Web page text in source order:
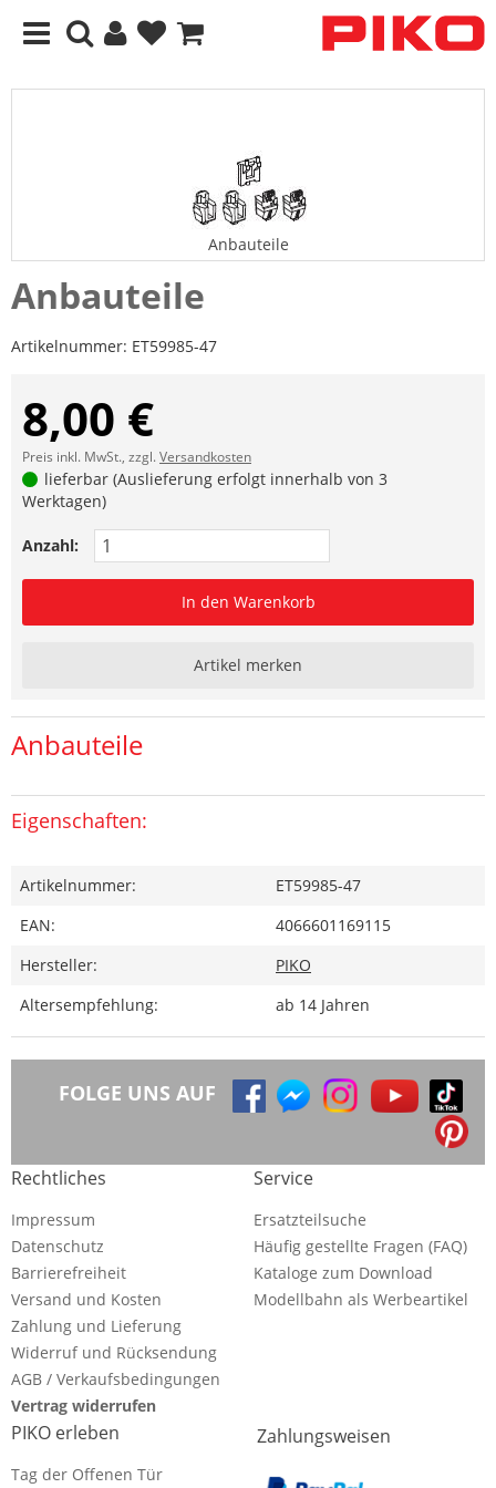
Anbauteile
Anbauteile
Artikelnummer: ET59985-47
8,00 €
Preis inkl. MwSt., zzgl.Versandkosten
lieferbar (Auslieferung erfolgt innerhalb von 3
Werktagen)
Anzahl:
In den Warenkorb
Artikel merken
Anbauteile
Eigenschaften:
Artikelnummer:
ET59985-47
EAN:
4066601169115
Hersteller:
PIKO
Altersempfehlung:
ab 14 Jahren
FOLGE UNS AUF
Rechtliches
Impressum
Datenschutz
Barrierefreiheit
Versand und Kosten
Zahlung und Lieferung
Widerruf und Rücksendung
AGB / Verkaufsbedingungen
Vertrag widerrufen
Service
Ersatzteilsuche
Häufig gestellte Fragen (FAQ)
Kataloge zum Download
Modellbahn als Werbeartikel
PIKO erleben
Tag der Offenen Tür
Zahlungsweisen